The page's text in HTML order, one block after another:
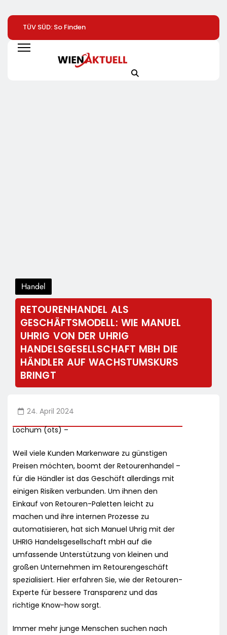
TÜV SÜD: So Finden
Verbraucher Das
Passende
Laserentfernungsmessgerät
Globalerfolg: Was
Mangal Lernen
Geberkonferenz:
Handel
RETOURENHANDEL ALS
GESCHÄFTSMODELL: WIE MANUEL
UHRIG VON DER UHRIG
HANDELSGESELLSCHAFT MBH DIE
HÄNDLER AUF WACHSTUMSKURS
BRINGT
24. April 2024
Lochum (ots) –
Weil viele Kunden Markenware zu günstigen
Preisen möchten, boomt der Retourenhandel –
für die Händler ist das Geschäft allerdings mit
einigen Risiken verbunden. Um ihnen den
Einkauf von Retouren-Paletten leicht zu
machen und ihre internen Prozesse zu
automatisieren, hat sich Manuel Uhrig mit der
UHRIG Handelsgesellschaft mbH auf die
umfassende Unterstützung von kleinen und
großen Unternehmen im Retourengeschäft
spezialisiert. Hier erfahren Sie, wie der Retouren-
Experte für bessere Transparenz und das
richtige Know-how sorgt.
Immer mehr junge Menschen suchen nach